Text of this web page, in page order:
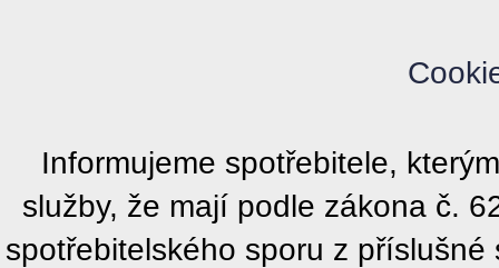
Informujeme spotřebitele,
služby, že mají podle zákona č.
spotřebitelského sporu z